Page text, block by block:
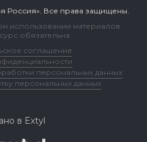
Россия». Все права защищены.
использовании материалов
обязательна.
соглашение
персональных данных
персональных данных
в Extyl